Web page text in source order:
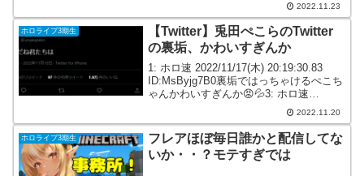
2022.11.23
ホロライブ3期生
【Twitter】兎田ぺこらのTwitter
の裏垢、かわいすぎんか
1: ホロ速 2022/11/17(木) 20:19:30.83
ID:MsByjg7B0裏垢ではっちゃけるぺこち
ゃんかわいすぎんか😡💦3: ホロ速
2022/11/17(木) 20:20:33.10 ID:jNgPYgj50
2022.11.20
ホロライブ3期生
フレアほぼ毎日誰かと配信してな
いか・・？モテすぎでは